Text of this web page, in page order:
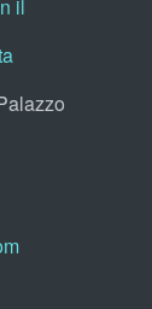
il